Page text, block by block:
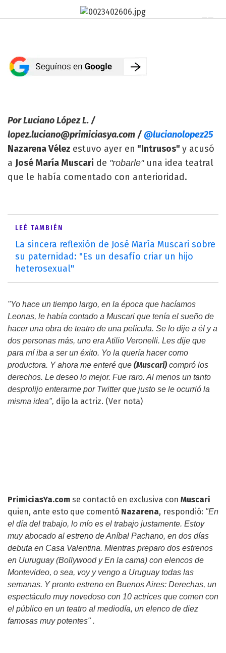
Por Luciano López L. /
lopez.luciano@primiciasya.com /@lucianolopez25
Nazarena Vélez estuvo ayer en "Intrusos" y acusó
a José María Muscari de "robarle"una idea teatral
que le había comentado con anterioridad.
LEÉ TAMBIÉN
La sincera reflexión de José María Muscari sobre
su paternidad: "Es un desafío criar un hijo
heterosexual"
"Yo hace un tiempo largo, en la época que hacíamos
Leonas, le había contado a Muscari que tenía el sueño de
hacer una obra de teatro de una película. Se lo dije a él y a
dos personas más, uno era Atilio Veronelli. Les dije que
para mí iba a ser un éxito. Yo la quería hacer como
productora. Y ahora me enteré que (Muscari) compró los
derechos. Le deseo lo mejor. Fue raro. Al menos un tanto
desprolijo enterarme por Twitter que justo se le ocurrió la
misma idea", dijo la actriz. (Ver nota)
PrimiciasYa.com se contactó en exclusiva con Muscari
quien, ante esto que comentó Nazarena, respondió: "En
el día del trabajo, lo mío es el trabajo justamente. Estoy
muy abocado al estreno deAníbal Pachano, en dos días
debuta en Casa Valentina. Mientras preparo dos estrenos
en Uuruguay (Bollywood y En la cama) con elencos de
Montevideo, o sea, voy y vengo a Uruguay todas las
semanas. Y pronto estreno en Buenos Aires: Derechas, un
espectáculo muy novedoso con 10 actrices que comen con
el público en un teatro al mediodía, un elenco de diez
famosas muy potentes" .